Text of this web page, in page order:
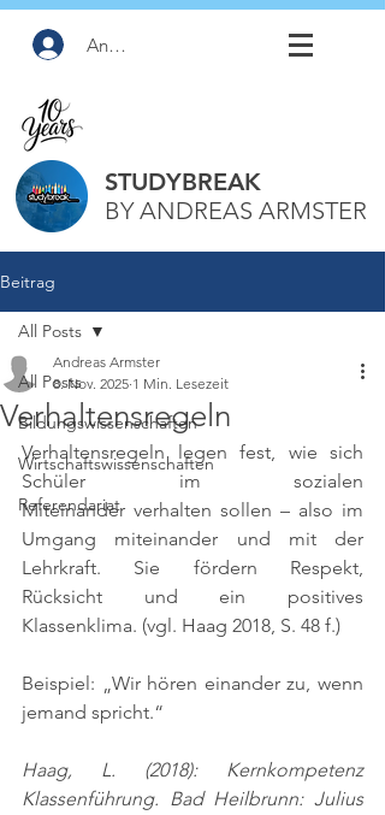
Anmelden
STUDYBREAK
BY ANDREAS ARMSTER
Beitrag
All Posts
Bildungswissenschaften
Wirtschaftswissenschaften
Referendariat
All Posts
Verhaltensregeln
Andreas Armster
8. Nov. 2025 1 Min. Lesezeit
Verhaltensregeln legen fest, wie sich
Schüler im sozialen
Miteinander verhalten sollen – also im
Umgang miteinander und mit der
Lehrkraft. Sie fördern Respekt,
Rücksicht und ein positives
Klassenklima. (vgl. Haag 2018, S. 48 f.)
Beispiel: „Wir hören einander zu, wenn
jemand spricht.“
Haag, L. (2018): Kernkompetenz
Klassenführung. Bad Heilbrunn: Julius